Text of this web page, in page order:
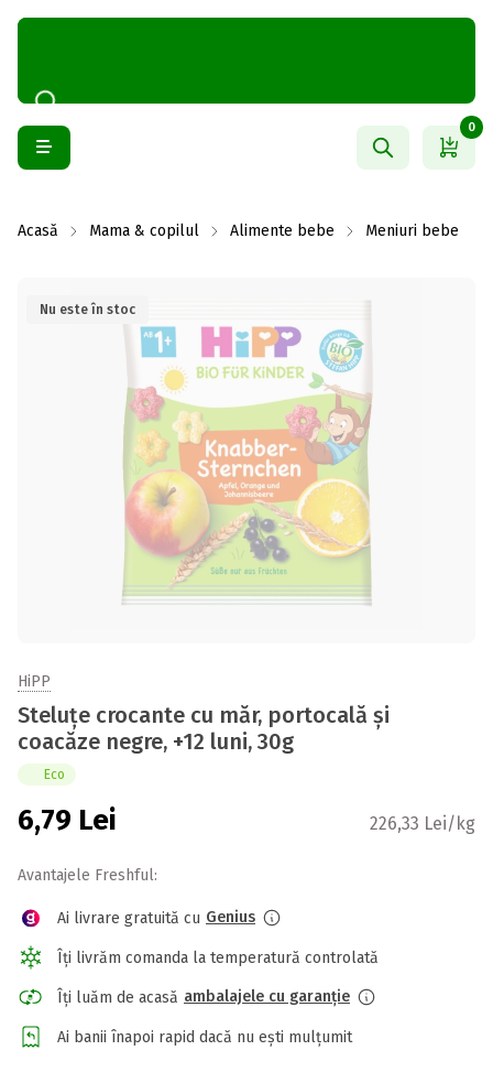
0
Acasă Mama & copilul Alimente bebe Meniuri bebe
Nu este în stoc
HiPP
Steluțe crocante cu măr, portocală și
coacăze negre, +12 luni, 30g
Eco
6,79 Lei 226,33 Lei/kg
Avantajele Freshful:
Ai livrare gratuită cu Genius
Îți livrăm comanda la temperatură controlată
Îți luăm de acasă ambalajele cu garanție
Ai banii înapoi rapid dacă nu ești mulțumit